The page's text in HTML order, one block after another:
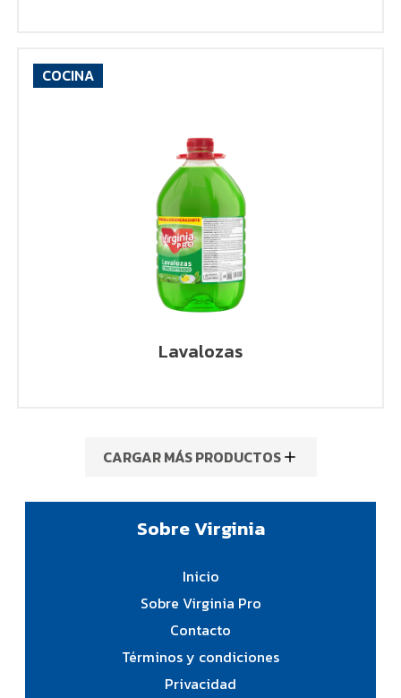
VER PRODUCTO
COCINA
Lavalozas
CARGAR MÁS PRODUCTOS
Sobre Virginia
Inicio
Sobre Virginia Pro
Contacto
Términos y condiciones
Privacidad